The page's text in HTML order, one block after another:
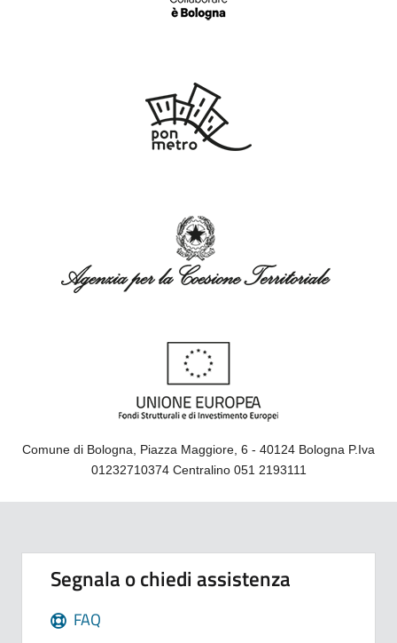
Comune di Bologna, Piazza Maggiore, 6 - 40124 Bologna P.Iva
01232710374 Centralino 051 2193111
Segnala o chiedi assistenza
FAQ